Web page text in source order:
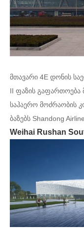
მთავარი 4E დონის
II ფაზის გაფართოება
საჰაერო მოძრაობის
ბაზებს Shandong
Weihai Rushan